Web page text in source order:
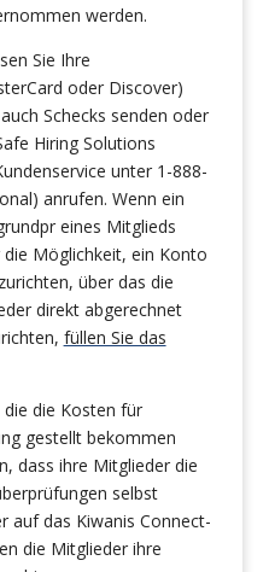
werden.
Sie Ihre
oder Discover)
Schecks senden oder
Hiring Solutions
unter 1-888-
anrufen. Wenn ein
eines Mitglieds
Möglichkeit, ein Konto
über das die
direkt abgerechnet
füllen Sie das
die die Kosten für
gestellt bekommen
dass ihre Mitglieder die
selbst
auf das Kiwanis Connect-
die Mitglieder ihre